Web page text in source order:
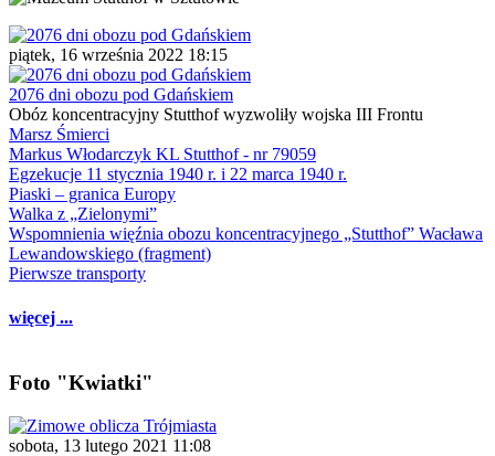
piątek, 16 września 2022 18:15
2076 dni obozu pod Gdańskiem
Obóz koncentracyjny Stutthof wyzwoliły wojska III Frontu
Marsz Śmierci
Markus Włodarczyk KL Stutthof - nr 79059
Egzekucje 11 stycznia 1940 r. i 22 marca 1940 r.
Piaski – granica Europy
Walka z „Zielonymi”
Wspomnienia więźnia obozu koncentracyjnego „Stutthof” Wacława
Lewandowskiego (fragment)
Pierwsze transporty
więcej ...
Foto "Kwiatki"
sobota, 13 lutego 2021 11:08